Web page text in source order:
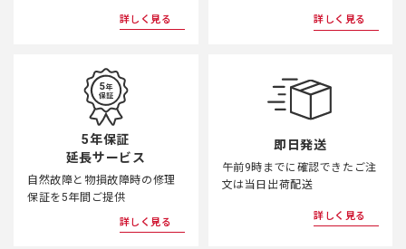
詳しく見る 詳しく見る
5年保証
延長サービス
自然故障と物損故障時の修理
保証を5年間ご提供
詳しく見る
即日発送
午前9時までに確認できたご注
文は当日出荷配送
詳しく見る